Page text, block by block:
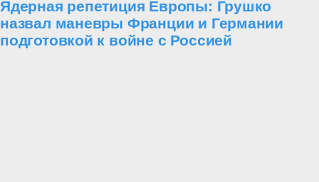
Ядерная репетиция Европы: Грушко
назвал маневры Франции и Германии
подготовкой к войне с Россией